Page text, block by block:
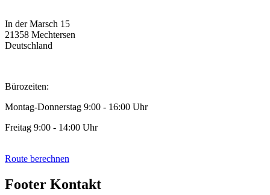
In der Marsch 15
21358 Mechtersen
Deutschland
Bürozeiten:
Montag-Donnerstag 9:00 - 16:00 Uhr
Freitag 9:00 - 14:00 Uhr
Route berechnen
Footer Kontakt